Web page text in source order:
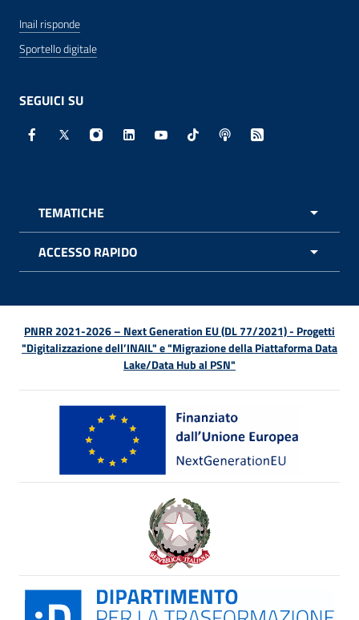
Inail risponde
Sportello digitale
SEGUICI SU
Facebook - Sito esterno - Apertura in nuova finestra
X - Sito esterno - Apertura in nuova finestra
Instagram - Sito esterno - Apertura in
Linkedin - Sito esterno - Apertura in
Youtube - Sito esterno -
TikTok - Sito esterno -
Spreaker - Sito
Feed RSS -
TEMATICHE
ACCESSO RAPIDO
PNRR 2021-2026 – Next Generation EU (DL 77/2021) - Progetti
"Digitalizzazione dell’INAIL" e "Migrazione della Piattaforma Data
Lake/Data Hub al PSN"